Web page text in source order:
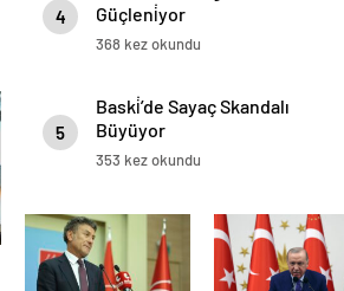
4
Güçleni̇yor
368 kez okundu
5
Baski̇’de Sayaç Skandalı
Büyüyor
353 kez okundu